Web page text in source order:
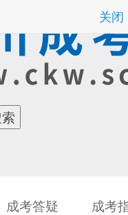
成考答疑 成考
关闭